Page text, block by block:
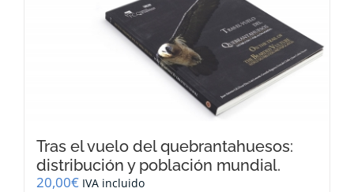
Tras el vuelo del quebrantahuesos:
distribución y población mundial.
20,00€ IVA incluido